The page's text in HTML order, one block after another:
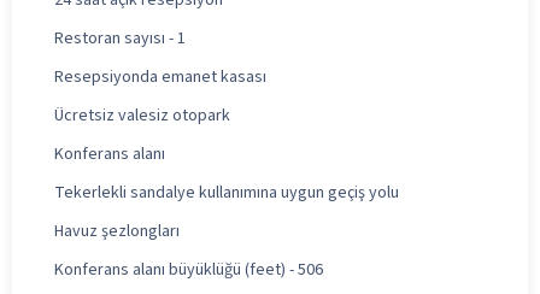
Restoran sayısı - 1
Resepsiyonda emanet kasası
Ücretsiz valesiz otopark
Konferans alanı
Tekerlekli sandalye kullanımına uygun geçiş yolu
Havuz şezlongları
Konferans alanı büyüklüğü (feet) - 506